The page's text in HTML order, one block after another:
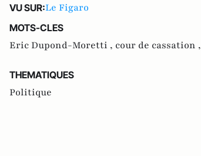
VU SUR:Le Figaro
MOTS-CLES
Eric Dupond-Moretti , cour de cassation ,
THEMATIQUES
Politique